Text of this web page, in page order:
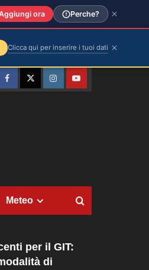
FacebookTwitterInstagramYouTube
Meteo
per il GIT:
di
ora Perche?
Clicca qui per inserire i tuoi dati